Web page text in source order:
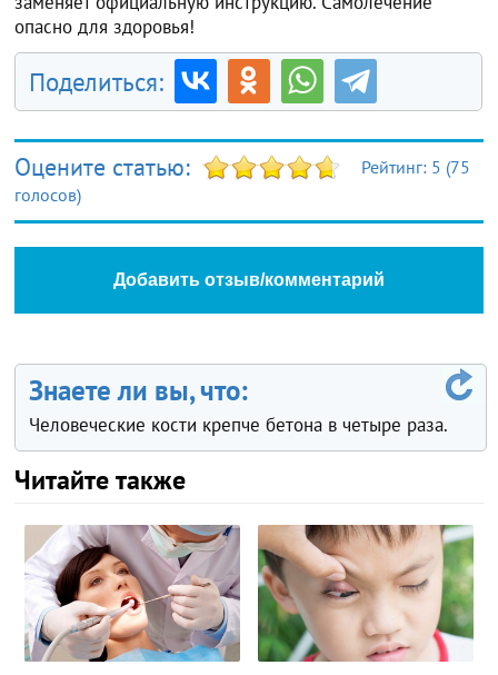
опасно для здоровья!
Поделиться:
Оцените статью: Рейтинг: 5 (75
голосов)
Добавить отзыв/комментарий
Знаете ли вы, что:
Человеческие кости крепче бетона в четыре раза.
Читайте также